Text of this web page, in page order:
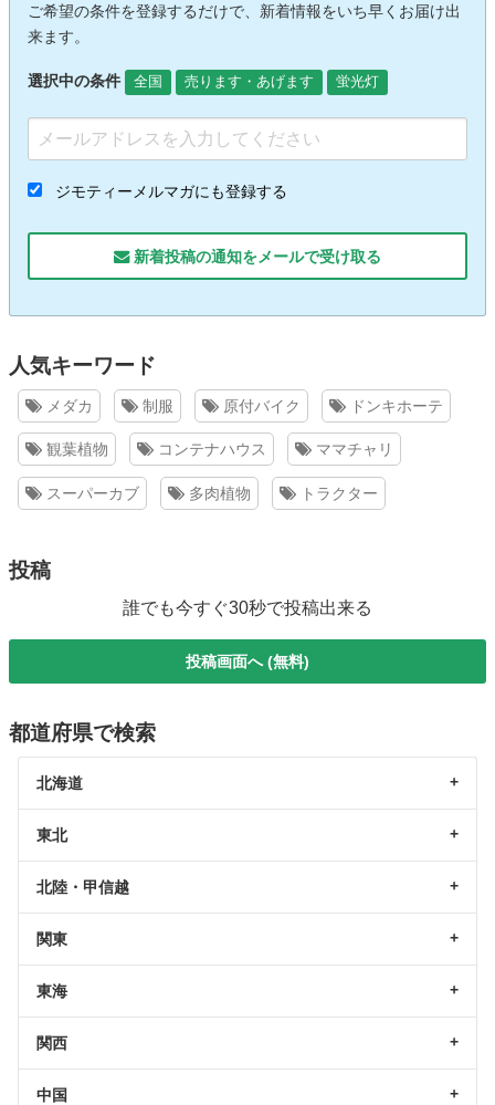
ご希望の条件を登録するだけで、新着情報をいち早くお届け出
来ます。
選択中の条件 全国 売ります・あげます 蛍光灯
ジモティーメルマガにも登録する
新着投稿の通知をメールで受け取る
人気キーワード
メダカ 制服 原付バイク ドンキホーテ
観葉植物 コンテナハウス ママチャリ
スーパーカブ 多肉植物 トラクター
投稿
誰でも今すぐ30秒で投稿出来る
投稿画面へ (無料)
都道府県で検索
北海道
東北
北陸・甲信越
関東
東海
関西
中国